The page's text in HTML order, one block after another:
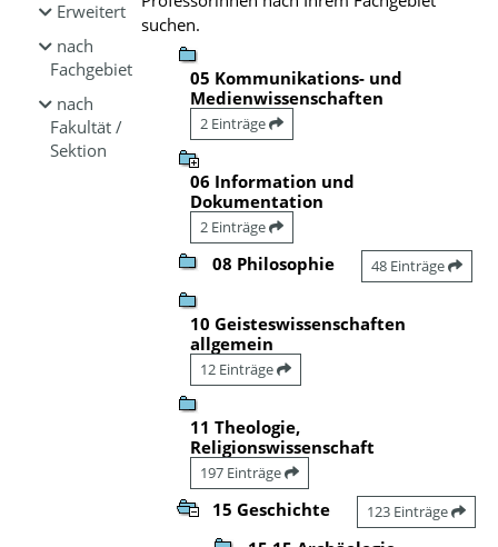
Erweitert
nach
Fachgebiet
nach
Fakultät /
Sektion
suchen.
05 Kommunikations- und
Medienwissenschaften
2 Einträge
06 Information und
Dokumentation
2 Einträge
08 Philosophie 48 Einträge
10 Geisteswissenschaften
allgemein
12 Einträge
11 Theologie,
Religionswissenschaft
197 Einträge
15 Geschichte 123 Einträge